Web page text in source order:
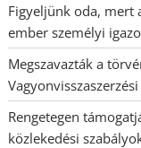
Figyeljünk oda, mert
ember személyi
Megszavazták a
Rengetegen
közlekedési